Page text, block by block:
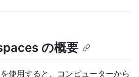
の概要
使用すると、コンピューターから